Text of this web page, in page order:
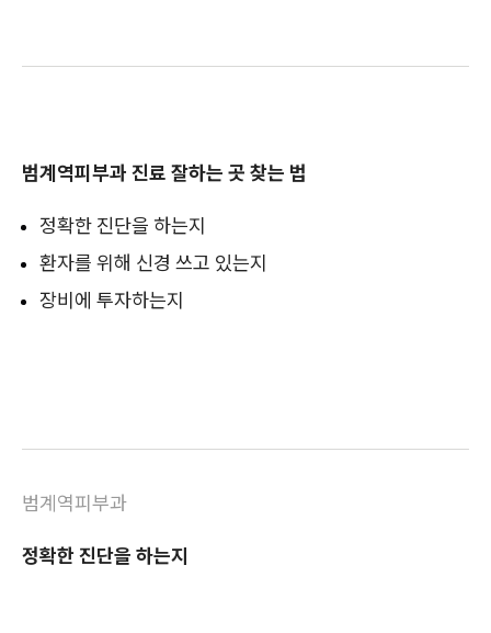
범계역피부과 진료 잘하는 곳 찾는 법
정확한 진단을 하는지
환자를 위해 신경 쓰고 있는지
장비에 투자하는지
범계역피부과
정확한 진단을 하는지